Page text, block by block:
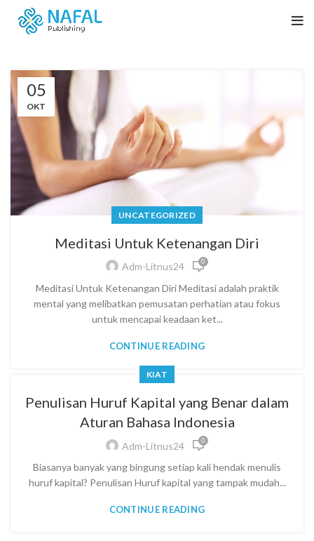
05
OKT
UNCATEGORIZED
Meditasi Untuk Ketenangan Diri
Adm-Litnus24 0
Meditasi Untuk Ketenangan Diri Meditasi adalah praktik
mental yang melibatkan pemusatan perhatian atau fokus
untuk mencapai keadaan ket...
CONTINUE READING
KIAT
Penulisan Huruf Kapital yang Benar dalam
Aturan Bahasa Indonesia
Adm-Litnus24 0
Biasanya banyak yang bingung setiap kali hendak menulis
huruf kapital? Penulisan Huruf kapital yang tampak mudah...
CONTINUE READING